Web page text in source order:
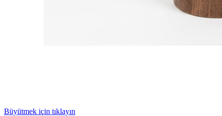
Büyütmek için tıklayın